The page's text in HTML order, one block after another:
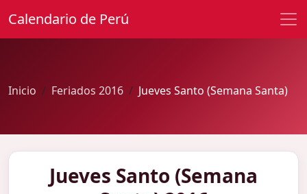
Calendario de Perú
Inicio Feriados 2016 Jueves Santo (Semana Santa)
Jueves Santo (Semana